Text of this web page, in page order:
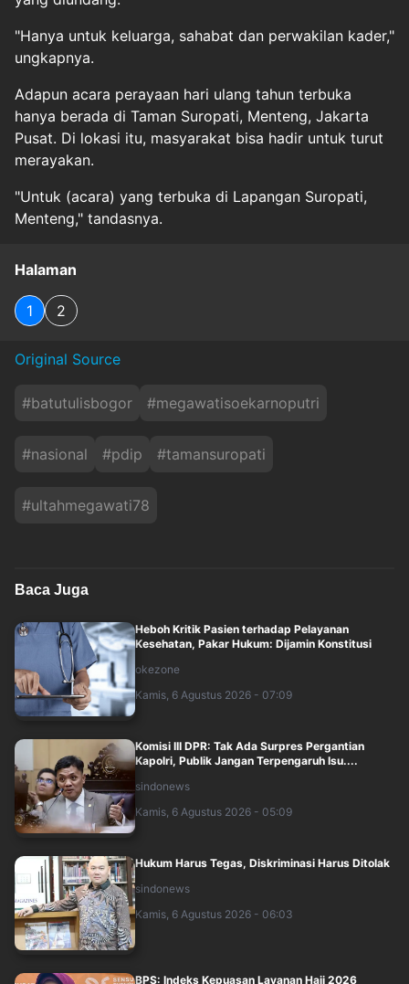
"Hanya untuk keluarga, sahabat dan perwakilan kader,"
ungkapnya.
Adapun acara perayaan hari ulang tahun terbuka
hanya berada di Taman Suropati, Menteng, Jakarta
Pusat. Di lokasi itu, masyarakat bisa hadir untuk turut
merayakan.
"Untuk (acara) yang terbuka di Lapangan Suropati,
Menteng," tandasnya.
Halaman
1 2
Original Source
#batutulisbogor #megawatisoekarnoputri
#nasional #pdip #tamansuropati
#ultahmegawati78
Baca Juga
Heboh Kritik Pasien terhadap Pelayanan
Kesehatan, Pakar Hukum: Dijamin Konstitusi
okezone
Kamis, 6 Agustus 2026 - 07:09
Komisi III DPR: Tak Ada Surpres Pergantian
Kapolri, Publik Jangan Terpengaruh Isu....
sindonews
Kamis, 6 Agustus 2026 - 05:09
Hukum Harus Tegas, Diskriminasi Harus Ditolak
sindonews
Kamis, 6 Agustus 2026 - 06:03
BPS: Indeks Kepuasan Layanan Haji 2026